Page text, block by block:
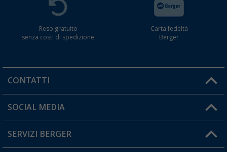
Reso gratuito
senza costi di spedizione
Carta fedeltà
Berger
CONTATTI
Orari di apertura del servizio:
Hai una domanda?
SOCIAL MEDIA
SERVIZI BERGER